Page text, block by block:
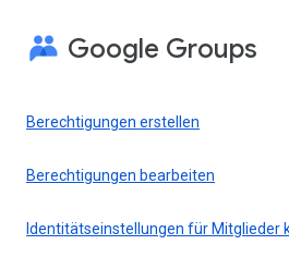
Google Groups
Berechtigungen erstellen
Berechtigungen bearbeiten
Identitätseinstellungen für Mitglieder